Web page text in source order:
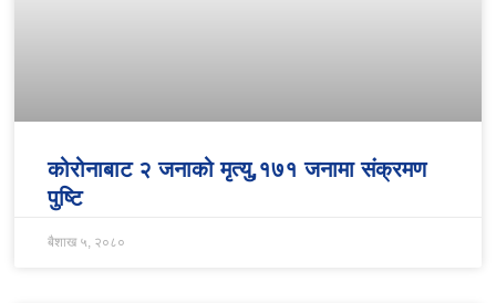
कोरोनाबाट २ जनाको मृत्यु,१७१ जनामा संक्रमण
पुष्टि
बैशाख ५, २०८०